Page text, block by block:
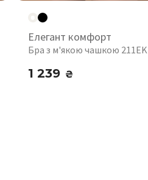
Елегант комфорт
Бра з м'якою чашкою 211EK
1 239 ₴